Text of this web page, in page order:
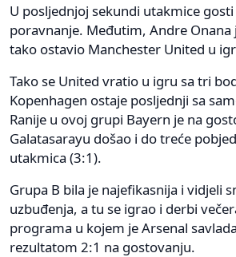
U posljednjoj sekundi utakmice
poravnanje. Međutim, Andre Onana
tako ostavio Manchester United u
Tako se United vratio u igru sa tri
Kopenhagen ostaje posljednji sa
Ranije u ovoj grupi Bayern je na
Galatasarayu došao i do treće
utakmica (3:1).
Grupa B bila je najefikasnija i vidjeli
uzbuđenja, a tu se igrao i derbi
programa u kojem je Arsenal
rezultatom 2:1 na gostovanju.